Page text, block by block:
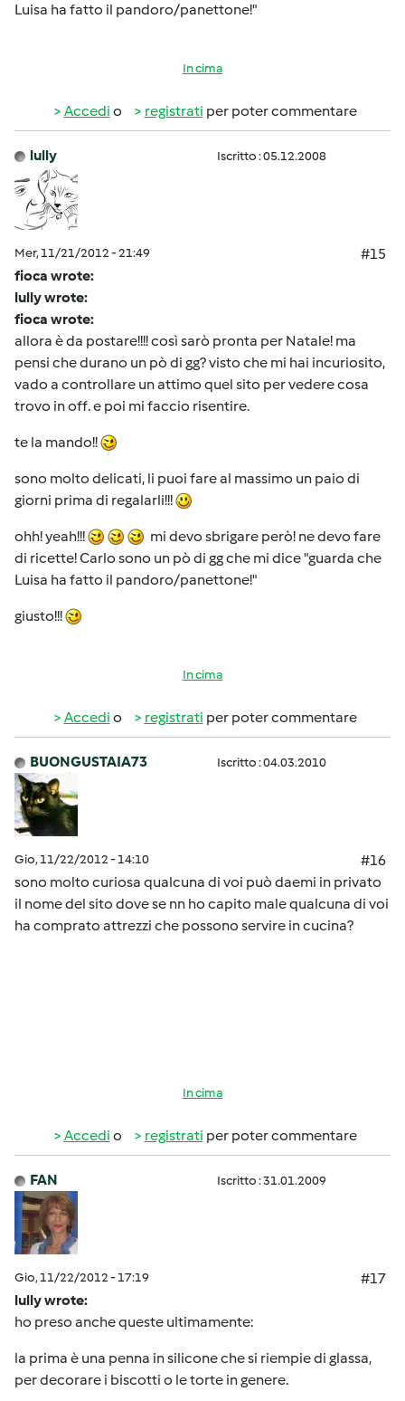
Luisa ha fatto il pandoro/panettone!"
In cima
Accedi o registrati per poter commentare
lully Iscritto : 05.12.2008
Mer, 11/21/2012 - 21:49
#15
fioca wrote:
lully wrote:
fioca wrote:
allora è da postare!!!! così sarò pronta per Natale! ma
pensi che durano un pò di gg? visto che mi hai incuriosito,
vado a controllare un attimo quel sito per vedere cosa
trovo in off. e poi mi faccio risentire.
te la mando!!
sono molto delicati, li puoi fare al massimo un paio di
giorni prima di regalarli!!!
ohh! yeah!!!
mi devo sbrigare però! ne devo fare
di ricette! Carlo sono un pò di gg che mi dice "guarda che
Luisa ha fatto il pandoro/panettone!"
giusto!!!
In cima
Accedi o registrati per poter commentare
BUONGUSTAIA73 Iscritto : 04.03.2010
Gio, 11/22/2012 - 14:10
#16
sono molto curiosa qualcuna di voi può daemi in privato
il nome del sito dove se nn ho capito male qualcuna di voi
ha comprato attrezzi che possono servire in cucina?
In cima
Accedi o registrati per poter commentare
FAN Iscritto : 31.01.2009
Gio, 11/22/2012 - 17:19
#17
lully wrote:
ho preso anche queste ultimamente:
la prima è una penna in silicone che si riempie di glassa,
per decorare i biscotti o le torte in genere.